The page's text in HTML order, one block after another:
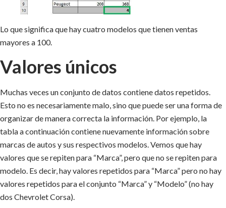
Lo que significa que hay cuatro modelos que tienen ventas
mayores a 100.
Valores únicos
Muchas veces un conjunto de datos contiene datos repetidos.
Esto no es necesariamente malo, sino que puede ser una forma de
organizar de manera correcta la información. Por ejemplo, la
tabla a continuación contiene nuevamente información sobre
marcas de autos y sus respectivos modelos. Vemos que hay
valores que se repiten para “Marca”, pero que no se repiten para
modelo. Es decir, hay valores repetidos para “Marca” pero no hay
valores repetidos para el conjunto “Marca” y “Modelo” (no hay
dos Chevrolet Corsa).